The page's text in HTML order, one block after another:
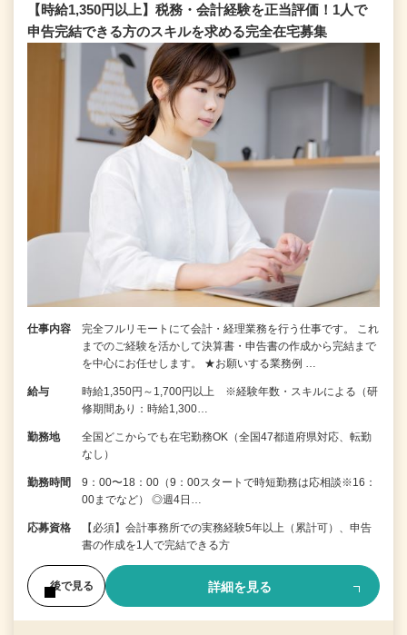
【時給1,350円以上】税務・会計経験を正当評価！1⼈で
申告完結できる⽅のスキルを求める完全在宅募集
仕事内容
完全フルリモートにて会計・経理業務を行う仕事です。 これ
までのご経験を活かして決算書・申告書の作成から完結まで
を中⼼にお任せします。 ★お願いする業務例 …
給与
時給1,350円～1,700円以上 ※経験年数・スキルによる（研
修期間あり：時給1,300…
勤務地
全国どこからでも在宅勤務OK（全国47都道府県対応、転勤
なし）
勤務時間
9：00〜18：00（9：00スタートで時短勤務は応相談※16：
00までなど） ◎週4日…
応募資格
【必須】会計事務所での実務経験5年以上（累計可）、申告
書の作成を1人で完結できる方
後で見る 詳細を見る